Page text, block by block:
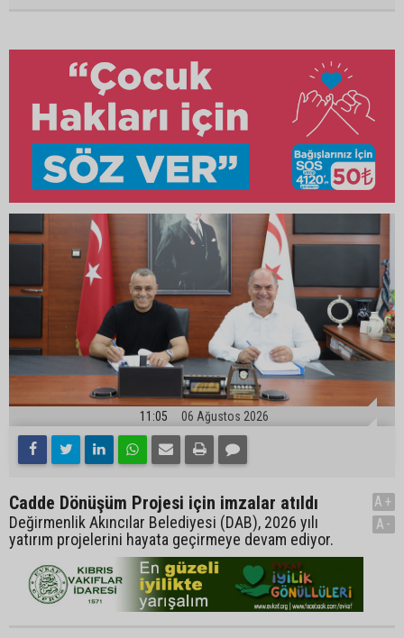
11:05 06 Ağustos 2026
Cadde Dönüşüm Projesi için imzalar atıldı
Değirmenlik Akıncılar Belediyesi (DAB), 2026 yılı
yatırım projelerini hayata geçirmeye devam ediyor.
A+
A-